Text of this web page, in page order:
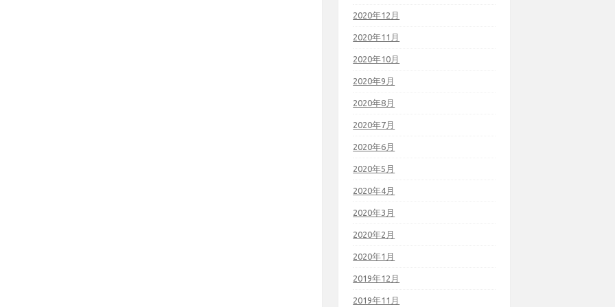
2020年12月
2020年11月
2020年10月
2020年9月
2020年8月
2020年7月
2020年6月
2020年5月
2020年4月
2020年3月
2020年2月
2020年1月
2019年12月
2019年11月